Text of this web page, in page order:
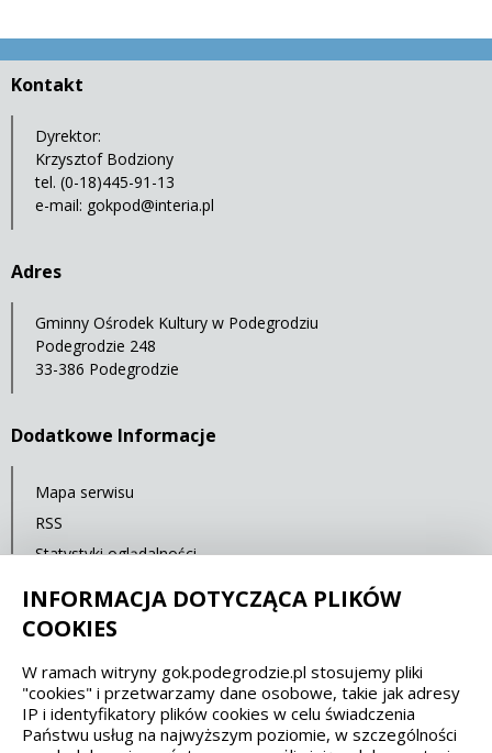
Kontakt
Dyrektor:
Krzysztof Bodziony
tel. (0-18)445-91-13
e-mail: gokpod@interia.pl
Adres
Gminny Ośrodek Kultury w Podegrodziu
Podegrodzie 248
33-386 Podegrodzie
Dodatkowe Informacje
Mapa serwisu
RSS
Statystyki oglądalności
Spełniamy standardy dostępności oraz W3C
WCAG 2.1 SECTION 508 EAA/EN 301549
INFORMACJA DOTYCZĄCA PLIKÓW
COOKIES
W ramach witryny gok.podegrodzie.pl stosujemy pliki
"cookies" i przetwarzamy dane osobowe, takie jak adresy
IP i identyfikatory plików cookies w celu świadczenia
Państwu usług na najwyższym poziomie, w szczególności